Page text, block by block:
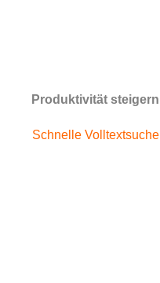
Produktivität steigern
Schnelle Volltextsuche